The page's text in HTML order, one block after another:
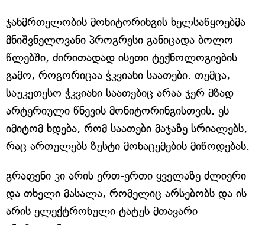
ჯანმრთელობის მონიტორინგის ხელსაწყოებმა
მნიშვნელოვანი პროგრესი განიცადა ბოლო
წლებში, ძირითადად ისეთი ტექნოლოგიების
გამო, როგორიცაა ჭკვიანი საათები. თუმცა,
საუკეთესო ჭკვიანი საათებიც არაა ჯერ მზად
არტერიული წნევის მონიტორინგისთვის. ეს
იმიტომ ხდება, რომ საათები მაჯაზე სრიალებს,
რაც ართულებს ზუსტი მონაცემების მიწოდებას.
გრაფენი კი არის ერთ-ერთი ყველაზე ძლიერი
და თხელი მასალა, რომელიც არსებობს და ის
არის ელექტრონული ტატუს მთავარი